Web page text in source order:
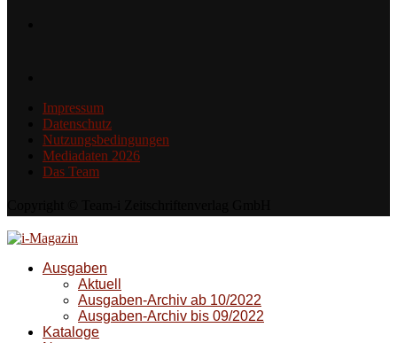
Impressum
Datenschutz
Nutzungsbedingungen
Mediadaten 2026
Das Team
Ausgaben
Aktuell
Ausgaben-Archiv ab 10/2022
Ausgaben-Archiv bis 09/2022
Kataloge